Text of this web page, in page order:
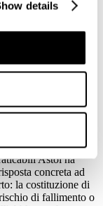
details
con il Master in
e
nel mercato che
un momento di
riguardanti
turistici e,
protezione
imprese hanno nel
Astoi ha
concreta ad
la costituzione di
di fallimento o